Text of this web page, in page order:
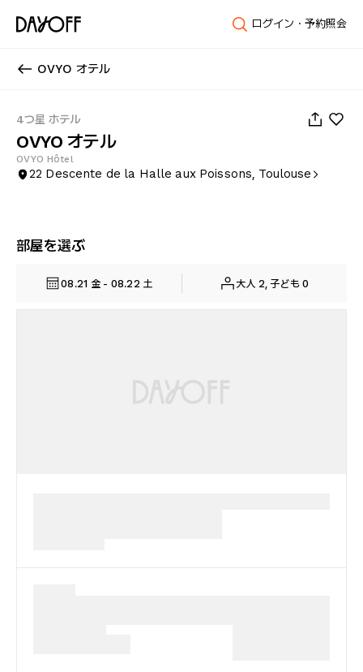
ログイン・予約照会
OVYO オテル
4つ星 ホテル
OVYO オテル
OVYO Hôtel
22 Descente de la Halle aux Poissons, Toulouse
部屋を選ぶ
08.21 金 - 08.22 土 大人 2, 子ども 0